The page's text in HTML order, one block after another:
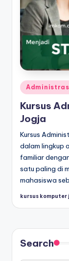
Kursus
Jogja
Kursus
dalam lingkup
familiar
satu paling di
mahasiswa
kursus komputer
Search